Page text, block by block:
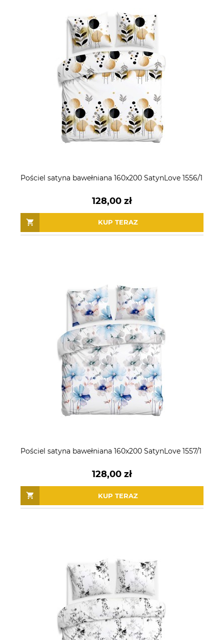
Pościel satyna bawełniana 160x200 SatynLove 1556/1
128,00 zł
KUP TERAZ
Pościel satyna bawełniana 160x200 SatynLove 1557/1
128,00 zł
KUP TERAZ